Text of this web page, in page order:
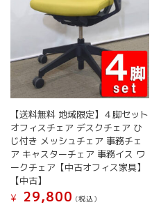
【送料無料 地域限定】４脚セット
オフィスチェア デスクチェア ひ
じ付き メッシュチェア 事務チェ
ア キャスターチェア 事務イス ワ
ークチェア【中古オフィス家具】
【中古】
¥
29,800 (税込）